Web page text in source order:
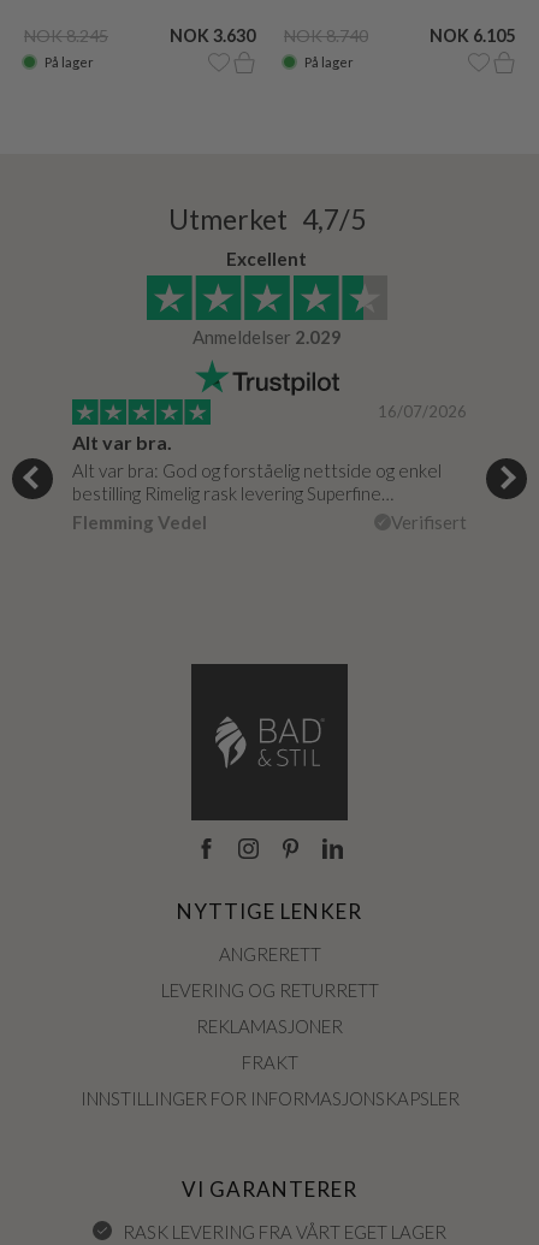
NOK 8.245 NOK 3.630
På lager
NOK 8.740 NOK 6.105
På lager
Utmerket 4,7/5
Excellent
Anmeldelser 2.029
16/07/2026
Alt var bra.
Alt var bra: God og forståelig nettside og enkel
bestilling Rimelig rask levering Superfine…
Flemming Vedel
Verifisert
Jeg
fikk
NYTTIGE LENKER
ANGRERETT
LEVERING OG RETURRETT
REKLAMASJONER
FRAKT
INNSTILLINGER FOR INFORMASJONSKAPSLER
VI GARANTERER
RASK LEVERING FRA VÅRT EGET LAGER